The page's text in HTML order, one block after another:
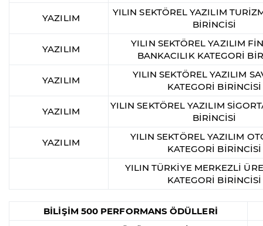
YAZILIM
YILIN SEKTÖREL YAZILIM
BİRİNCİSİ
YAZILIM
YILIN SEKTÖREL YAZILIM
BANKACILIK KATEGORİ
YAZILIM
YILIN SEKTÖREL YAZILIM
KATEGORİ BİRİNCİSİ
YAZILIM
YILIN SEKTÖREL YAZILIM
BİRİNCİSİ
YAZILIM
YILIN SEKTÖREL YAZILIM
KATEGORİ BİRİNCİSİ
YILIN TÜRKİYE MERKEZLİ
KATEGORİ BİRİNCİSİ
BİLİŞİM 500 PERFORMANS ÖDÜLLERİ